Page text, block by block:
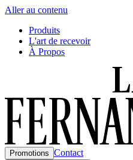
Aller au contenu
Produits
L'art de recevoir
À Propos
Promotions Contact